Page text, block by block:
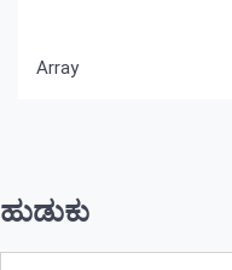
Array
ಹುಡುಕು